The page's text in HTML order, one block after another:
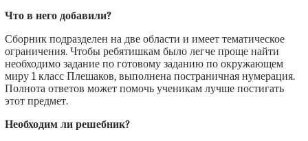
Что в него добавили?
Сборник подразделен на две области и имеет тематическое
ограничения. Чтобы ребятишкам было легче проще найти
необходимо задание по готовому заданию по окружающем
миру 1 класс Плешаков, выполнена постраничная нумерация.
Полнота ответов может помочь ученикам лучше постигать
этот предмет.
Необходим ли решебник?